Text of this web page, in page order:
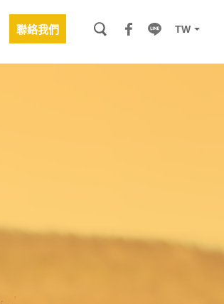
TW
聯絡我們